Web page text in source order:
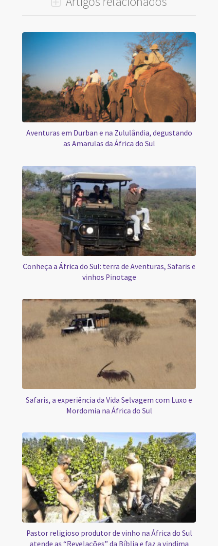
Aventuras em Durban e na Zululândia, degustando
as Amarulas da África do Sul
Conheça a África do Sul: terra de Aventuras, Safaris e
vinhos Pinotage
Safaris, a experiência da Vida Selvagem com Luxo e
Mordomia na África do Sul
Pastor religioso produtor de vinho na África do Sul
atende as “Revelações” da Bíblia e faz a vindima